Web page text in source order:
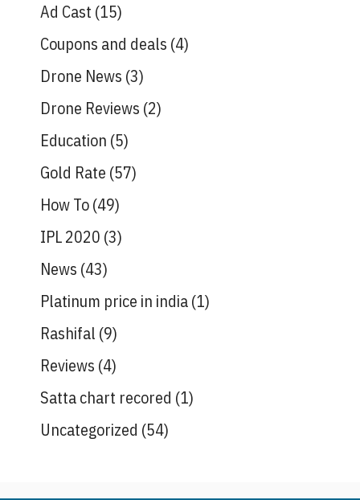
Ad Cast (15)
Coupons and deals (4)
Drone News (3)
Drone Reviews (2)
Education (5)
Gold Rate (57)
How To(49)
IPL 2020 (3)
News (43)
Platinum price in india(1)
Rashifal (9)
Reviews (4)
Satta chart recored (1)
Uncategorized (54)